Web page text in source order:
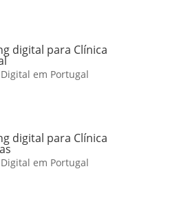
digital para Clínica
em Portugal
digital para Clínica
em Portugal